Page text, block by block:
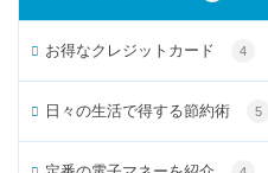
お得なクレジットカード 4
日々の生活で得する節約術 5